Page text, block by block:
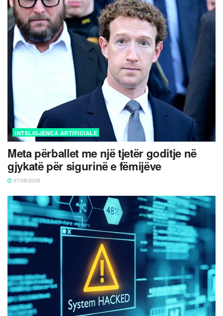
INTELIGJENCA ARTIFICIALE
Meta përballet me një tjetër goditje në
gjykatë për sigurinë e fëmijëve
07/08/2026